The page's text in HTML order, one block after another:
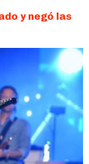
y negó las